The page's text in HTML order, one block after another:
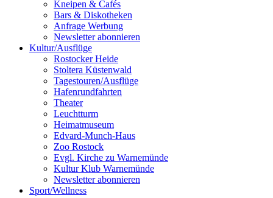
Kneipen & Cafés
Bars & Diskotheken
Anfrage Werbung
Newsletter abonnieren
Kultur/Ausflüge
Rostocker Heide
Stoltera Küstenwald
Tagestouren/Ausflüge
Hafenrundfahrten
Theater
Leuchtturm
Heimatmuseum
Edvard-Munch-Haus
Zoo Rostock
Evgl. Kirche zu Warnemünde
Kultur Klub Warnemünde
Newsletter abonnieren
Sport/Wellness